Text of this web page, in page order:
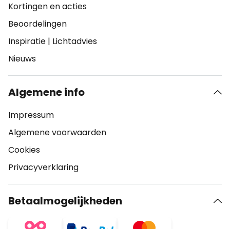
Kortingen en acties
Beoordelingen
Inspiratie | Lichtadvies
Nieuws
Algemene info
Impressum
Algemene voorwaarden
Cookies
Privacyverklaring
Betaalmogelijkheden